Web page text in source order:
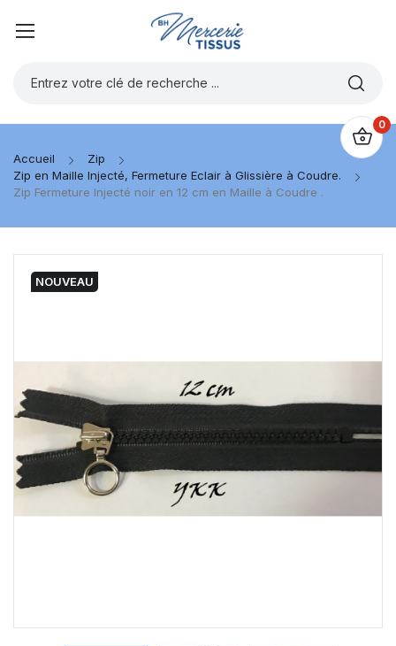
0
Accueil
Zip
Zip en Maille Injecté, Fermeture Eclair à Glissière à Coudre.
Zip Fermeture Injecté noir en 12 cm en Maille à Coudre .
NOUVEAU